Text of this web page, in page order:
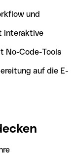
und
interaktive
No-Code-Tools
auf die E-